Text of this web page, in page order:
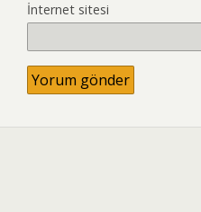
İnternet sitesi